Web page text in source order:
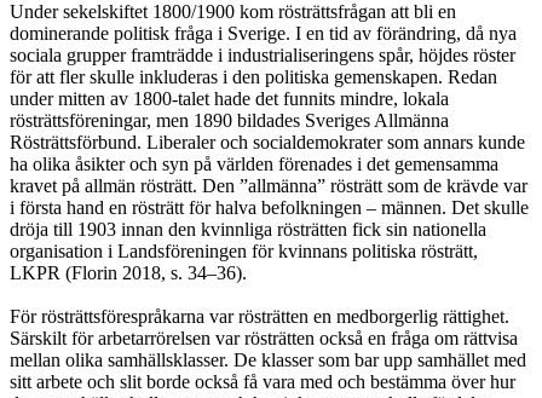
Under sekelskiftet 1800/1900 kom rösträttsfrågan att bli en
dominerande politisk fråga i Sverige. I en tid av förändring, då nya
sociala grupper framträdde i industrialiseringens spår, höjdes röster
för att fler skulle inkluderas i den politiska gemenskapen. Redan
under mitten av 1800-talet hade det funnits mindre, lokala
rösträttsföreningar, men 1890 bildades Sveriges Allmänna
Rösträttsförbund. Liberaler och socialdemokrater som annars kunde
ha olika åsikter och syn på världen förenades i det gemensamma
kravet på allmän rösträtt. Den ”allmänna” rösträtt som de krävde var
i första hand en rösträtt för halva befolkningen – männen. Det skulle
dröja till 1903 innan den kvinnliga rösträtten fick sin nationella
organisation i Landsföreningen för kvinnans politiska rösträtt,
LKPR (Florin 2018, s. 34–36).
För rösträttsförespråkarna var rösträtten en medborgerlig rättighet.
Särskilt för arbetarrörelsen var rösträtten också en fråga om rättvisa
mellan olika samhällsklasser. De klasser som bar upp samhället med
sitt arbete och slit borde också få vara med och bestämma över hur